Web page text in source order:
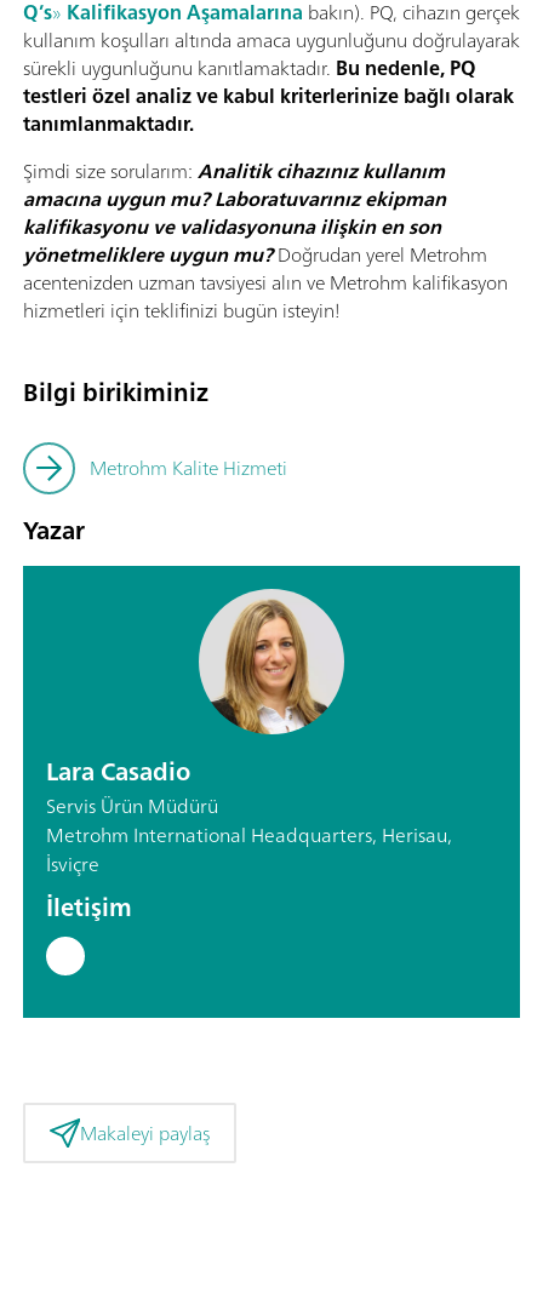
Q’s» Kalifikasyon Aşamalarına bakın). PQ, cihazın gerçek
kullanım koşulları altında amaca uygunluğunu doğrulayarak
sürekli uygunluğunu kanıtlamaktadır. Bu nedenle, PQ
testleri özel analiz ve kabul kriterlerinize bağlı olarak
tanımlanmaktadır.
Şimdi size sorularım:Analitik cihazınız kullanım
amacına uygun mu? Laboratuvarınız ekipman
kalifikasyonu ve validasyonuna ilişkin en son
yönetmeliklere uygun mu?Doğrudan yerel Metrohm
acentenizden uzman tavsiyesi alın ve Metrohm kalifikasyon
hizmetleri için teklifinizi bugün isteyin!
Bilgi birikiminiz
Metrohm Kalite Hizmeti
Yazar
Lara Casadio
Servis Ürün Müdürü
Metrohm International Headquarters, Herisau,
İsviçre
İletişim
Makaleyi paylaş